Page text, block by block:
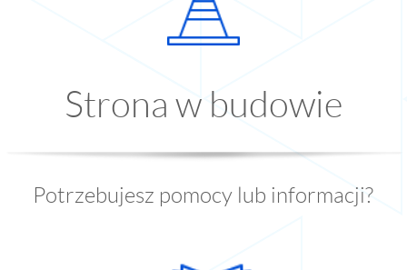
Strona w budowie
Potrzebujesz pomocy lub informacji?